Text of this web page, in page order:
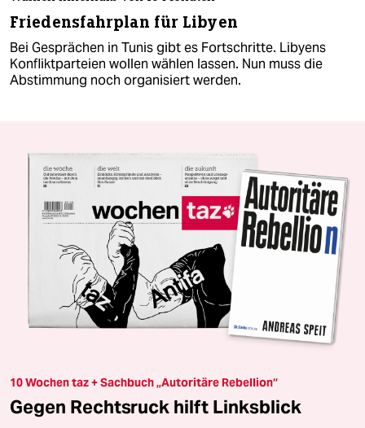
Friedensfahrplan für Libyen
Bei Gesprächen in Tunis gibt es Fortschritte. Libyens
Konfliktparteien wollen wählen lassen. Nun muss die
Abstimmung noch organisiert werden.
10 Wochen taz + Sachbuch „Autoritäre Rebellion“
Gegen Rechtsruck hilft Linksblick